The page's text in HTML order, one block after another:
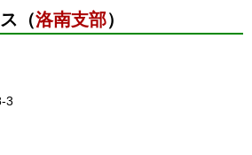
（洛南支部）
3